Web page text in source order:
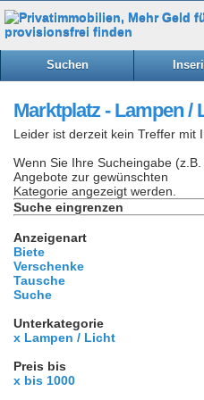
Suchen
Marktplatz - Lampen /
Leider ist derzeit kein Treffer mit
Wenn Sie Ihre Sucheingabe
Angebote zur gewünschten
Kategorie angezeigt werden.
Suche eingrenzen
Anzeigenart
Biete
Verschenke
Tausche
Suche
Unterkategorie
x Lampen / Licht
Preis bis
x bis 1000